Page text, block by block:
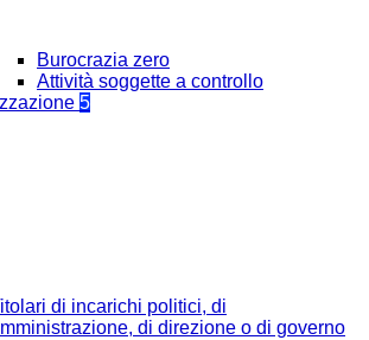
Burocrazia zero
Attività soggette a controllo
5
di incarichi politici, di
di direzione o di governo